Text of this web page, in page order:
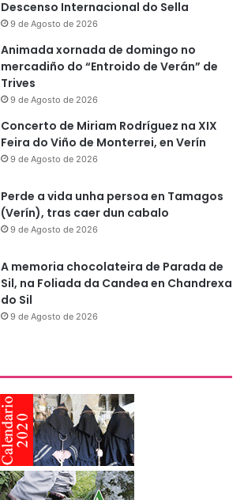
Descenso Internacional do Sella
9 de Agosto de 2026
Animada xornada de domingo no
mercadiño do “Entroido de Verán” de
Trives
9 de Agosto de 2026
Concerto de Miriam Rodríguez na XIX
Feira do Viño de Monterrei, en Verín
9 de Agosto de 2026
Perde a vida unha persoa en Tamagos
(Verín), tras caer dun cabalo
9 de Agosto de 2026
A memoria chocolateira de Parada de
Sil, na Foliada da Candea en Chandrexa
do Sil
9 de Agosto de 2026